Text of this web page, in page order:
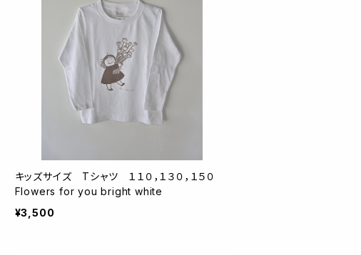
キッズサイズ Tシャツ １１０，１３０，１５０
Flowers for you bright white
¥3,500